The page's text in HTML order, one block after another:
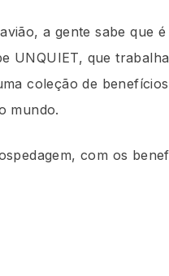
a gente sabe que
UNQUIET, que
coleção de
mundo.
com os